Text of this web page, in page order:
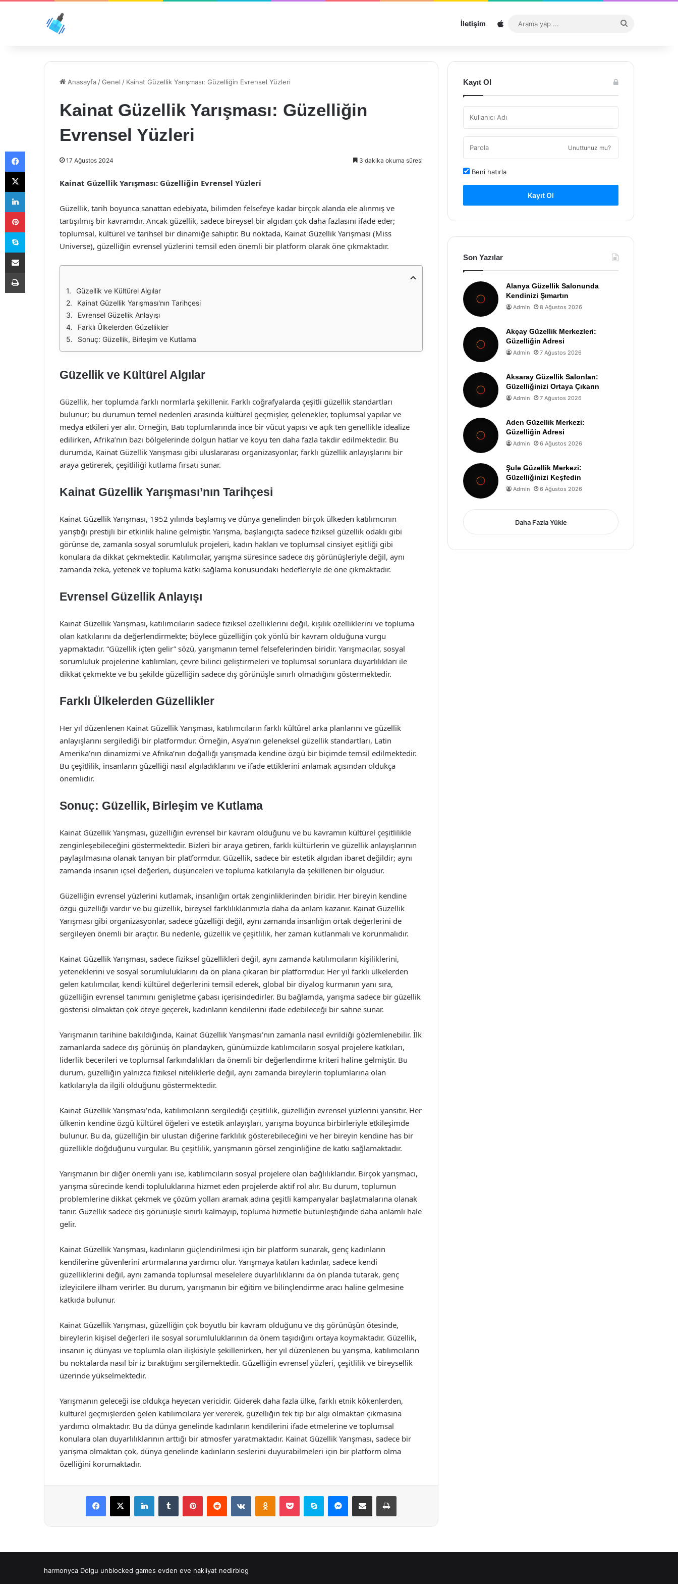
İletişim Sitemap
...
Anasayfa /Genel / Kainat Güzellik Yarışması: Güzelliğin Evrensel Yüzleri
Kainat Güzellik Yarışması: Güzelliğin
Evrensel Yüzleri
17 Ağustos 2024 3 dakika okuma süresi
Kainat Güzellik Yarışması: Güzelliğin Evrensel Yüzleri
Güzellik, tarih boyunca sanattan edebiyata, bilimden felsefeye kadar birçok alanda ele alınmış ve
tartışılmış bir kavramdır. Ancak güzellik, sadece bireysel bir algıdan çok daha fazlasını ifade eder;
toplumsal, kültürel ve tarihsel bir dinamiğe sahiptir. Bu noktada, Kainat Güzellik Yarışması (Miss
Universe), güzelliğin evrensel yüzlerini temsil eden önemli bir platform olarak öne çıkmaktadır.
Güzellik ve Kültürel Algılar
Kainat Güzellik Yarışması'nın Tarihçesi
Evrensel Güzellik Anlayışı
Farklı Ülkelerden Güzellikler
Sonuç: Güzellik, Birleşim ve Kutlama
Güzellik ve Kültürel Algılar
Güzellik, her toplumda farklı normlarla şekillenir. Farklı coğrafyalarda çeşitli güzellik standartları
bulunur; bu durumun temel nedenleri arasında kültürel geçmişler, gelenekler, toplumsal yapılar ve
medya etkileri yer alır. Örneğin, Batı toplumlarında ince bir vücut yapısı ve açık ten genellikle idealize
edilirken, Afrika’nın bazı bölgelerinde dolgun hatlar ve koyu ten daha fazla takdir edilmektedir. Bu
durumda, Kainat Güzellik Yarışması gibi uluslararası organizasyonlar, farklı güzellik anlayışlarını bir
araya getirerek, çeşitliliği kutlama fırsatı sunar.
Kainat Güzellik Yarışması’nın Tarihçesi
Kainat Güzellik Yarışması, 1952 yılında başlamış ve dünya genelinden birçok ülkeden katılımcının
yarıştığı prestijli bir etkinlik haline gelmiştir. Yarışma, başlangıçta sadece fiziksel güzellik odaklı gibi
görünse de, zamanla sosyal sorumluluk projeleri, kadın hakları ve toplumsal cinsiyet eşitliği gibi
konulara da dikkat çekmektedir. Katılımcılar, yarışma süresince sadece dış görünüşleriyle değil, aynı
zamanda zeka, yetenek ve topluma katkı sağlama konusundaki hedefleriyle de öne çıkmaktadır.
Evrensel Güzellik Anlayışı
Kainat Güzellik Yarışması, katılımcıların sadece fiziksel özelliklerini değil, kişilik özelliklerini ve topluma
olan katkılarını da değerlendirmekte; böylece güzelliğin çok yönlü bir kavram olduğuna vurgu
yapmaktadır. “Güzellik içten gelir” sözü, yarışmanın temel felsefelerinden biridir. Yarışmacılar, sosyal
sorumluluk projelerine katılımları, çevre bilinci geliştirmeleri ve toplumsal sorunlara duyarlılıkları ile
dikkat çekmekte ve bu şekilde güzelliğin sadece dış görünüşle sınırlı olmadığını göstermektedir.
Farklı Ülkelerden Güzellikler
Her yıl düzenlenen Kainat Güzellik Yarışması, katılımcıların farklı kültürel arka planlarını ve güzellik
anlayışlarını sergilediği bir platformdur. Örneğin, Asya’nın geleneksel güzellik standartları, Latin
Amerika’nın dinamizmi ve Afrika’nın doğallığı yarışmada kendine özgü bir biçimde temsil edilmektedir.
Bu çeşitlilik, insanların güzelliği nasıl algıladıklarını ve ifade ettiklerini anlamak açısından oldukça
önemlidir.
Sonuç: Güzellik, Birleşim ve Kutlama
Kainat Güzellik Yarışması, güzelliğin evrensel bir kavram olduğunu ve bu kavramın kültürel çeşitlilikle
zenginleşebileceğini göstermektedir. Bizleri bir araya getiren, farklı kültürlerin ve güzellik anlayışlarının
paylaşılmasına olanak tanıyan bir platformdur. Güzellik, sadece bir estetik algıdan ibaret değildir; aynı
zamanda insanın içsel değerleri, düşünceleri ve topluma katkılarıyla da şekillenen bir olgudur.
Güzelliğin evrensel yüzlerini kutlamak, insanlığın ortak zenginliklerinden biridir. Her bireyin kendine
özgü güzelliği vardır ve bu güzellik, bireysel farklılıklarımızla daha da anlam kazanır. Kainat Güzellik
Yarışması gibi organizasyonlar, sadece güzelliği değil, aynı zamanda insanlığın ortak değerlerini de
sergileyen önemli bir araçtır. Bu nedenle, güzellik ve çeşitlilik, her zaman kutlanmalı ve korunmalıdır.
Kainat Güzellik Yarışması, sadece fiziksel güzellikleri değil, aynı zamanda katılımcıların kişiliklerini,
yeteneklerini ve sosyal sorumluluklarını da ön plana çıkaran bir platformdur. Her yıl farklı ülkelerden
gelen katılımcılar, kendi kültürel değerlerini temsil ederek, global bir diyalog kurmanın yanı sıra,
güzelliğin evrensel tanımını genişletme çabası içerisindedirler. Bu bağlamda, yarışma sadece bir güzellik
gösterisi olmaktan çok öteye geçerek, kadınların kendilerini ifade edebileceği bir sahne sunar.
Yarışmanın tarihine bakıldığında, Kainat Güzellik Yarışması’nın zamanla nasıl evrildiği gözlemlenebilir. İlk
zamanlarda sadece dış görünüş ön plandayken, günümüzde katılımcıların sosyal projelere katkıları,
liderlik becerileri ve toplumsal farkındalıkları da önemli bir değerlendirme kriteri haline gelmiştir. Bu
durum, güzelliğin yalnızca fiziksel niteliklerle değil, aynı zamanda bireylerin toplumlarına olan
katkılarıyla da ilgili olduğunu göstermektedir.
Kainat Güzellik Yarışması’nda, katılımcıların sergilediği çeşitlilik, güzelliğin evrensel yüzlerini yansıtır. Her
ülkenin kendine özgü kültürel öğeleri ve estetik anlayışları, yarışma boyunca birbirleriyle etkileşimde
bulunur. Bu da, güzelliğin bir ulustan diğerine farklılık gösterebileceğini ve her bireyin kendine has bir
güzellikle doğduğunu vurgular. Bu çeşitlilik, yarışmanın görsel zenginliğine de katkı sağlamaktadır.
Yarışmanın bir diğer önemli yanı ise, katılımcıların sosyal projelere olan bağlılıklarıdır. Birçok yarışmacı,
yarışma sürecinde kendi topluluklarına hizmet eden projelerde aktif rol alır. Bu durum, toplumun
problemlerine dikkat çekmek ve çözüm yolları aramak adına çeşitli kampanyalar başlatmalarına olanak
tanır. Güzellik sadece dış görünüşle sınırlı kalmayıp, topluma hizmetle bütünleştiğinde daha anlamlı hale
gelir.
Kainat Güzellik Yarışması, kadınların güçlendirilmesi için bir platform sunarak, genç kadınların
kendilerine güvenlerini artırmalarına yardımcı olur. Yarışmaya katılan kadınlar, sadece kendi
güzelliklerini değil, aynı zamanda toplumsal meselelere duyarlılıklarını da ön planda tutarak, genç
izleyicilere ilham verirler. Bu durum, yarışmanın bir eğitim ve bilinçlendirme aracı haline gelmesine
katkıda bulunur.
Kainat Güzellik Yarışması, güzelliğin çok boyutlu bir kavram olduğunu ve dış görünüşün ötesinde,
bireylerin kişisel değerleri ile sosyal sorumluluklarının da önem taşıdığını ortaya koymaktadır. Güzellik,
insanın iç dünyası ve toplumla olan ilişkisiyle şekillenirken, her yıl düzenlenen bu yarışma, katılımcıların
bu noktalarda nasıl bir iz bıraktığını sergilemektedir. Güzelliğin evrensel yüzleri, çeşitlilik ve bireysellik
üzerinde yükselmektedir.
Yarışmanın geleceği ise oldukça heyecan vericidir. Giderek daha fazla ülke, farklı etnik kökenlerden,
kültürel geçmişlerden gelen katılımcılara yer vererek, güzelliğin tek tip bir algı olmaktan çıkmasına
yardımcı olmaktadır. Bu da dünya genelinde kadınların kendilerini ifade etmelerine ve toplumsal
konulara olan duyarlılıklarının arttığı bir atmosfer yaratmaktadır. Kainat Güzellik Yarışması, sadece bir
yarışma olmaktan çok, dünya genelinde kadınların seslerini duyurabilmeleri için bir platform olma
özelliğini korumaktadır.
Facebook
X LinkedInTumblr PinterestReddit VKontakteOdnoklassniki
Pocket Skype Messenger
E-Posta ile paylaş Yazdır
Kayıt Ol
Unuttunuz mu?
Beni hatırla
Kayıt Ol
Son Yazılar
Alanya Güzellik Salonunda
Kendinizi Şımartın
Admin 8 Ağustos 2026
Akçay Güzellik Merkezleri:
Güzelliğin Adresi
Admin 7 Ağustos 2026
Aksaray Güzellik Salonları:
Güzelliğinizi Ortaya Çıkarın
Admin 7 Ağustos 2026
Aden Güzellik Merkezi:
Güzelliğin Adresi
Admin 6 Ağustos 2026
Şule Güzellik Merkezi:
Güzelliğinizi Keşfedin
Admin 6 Ağustos 2026
Daha Fazla Yükle
harmonyca Dolgu unblocked games evden eve nakliyat nedirblog
Facebook
X
LinkedIn
Pinterest
Skype
E-Posta ile paylaş